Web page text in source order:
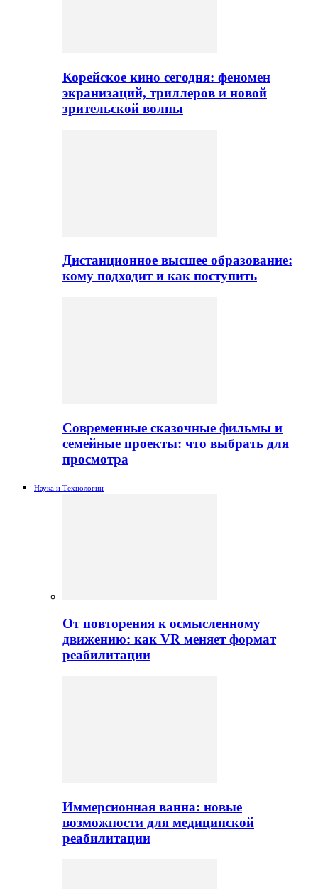
Корейское кино сегодня: феномен
экранизаций, триллеров и новой
зрительской волны
Дистанционное высшее образование:
кому подходит и как поступить
Современные сказочные фильмы и
семейные проекты: что выбрать для
просмотра
Наука и Технологии
От повторения к осмысленному
движению: как VR меняет формат
реабилитации
Иммерсионная ванна: новые
возможности для медицинской
реабилитации